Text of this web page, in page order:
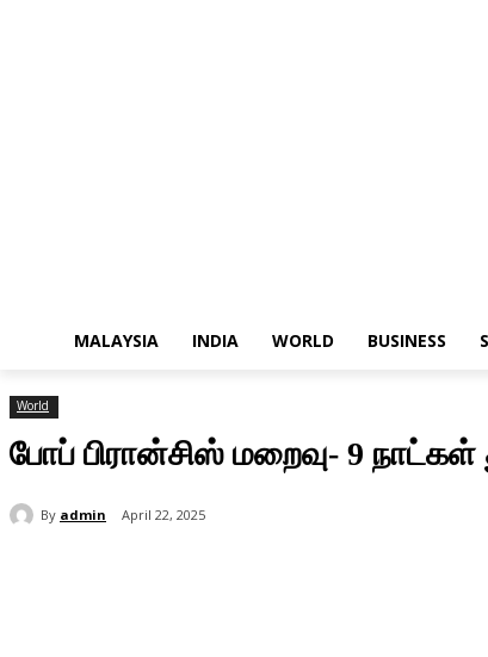
MALAYSIA INDIA WORLD BUSINESS
World
போப் பிரான்சிஸ் மறைவு- 9 நாட்கள்
By admin April 22, 2025